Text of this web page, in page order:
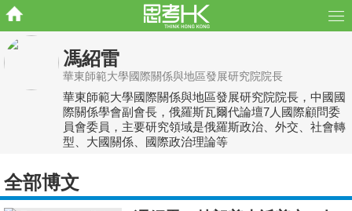
馮紹雷
華東師範大學國際關係與地區發展研究院院長
華東師範大學國際關係與地區發展研究院院長，中國國
際關係學會副會長，俄羅斯瓦爾代論壇7人國際顧問委
員會委員，主要研究領域是俄羅斯政治、外交、社會轉
型、大國關係、國際政治理論等
全部博文